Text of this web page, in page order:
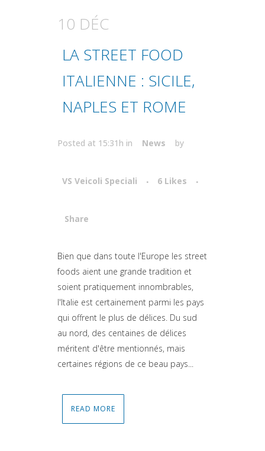
10 DÉC
LA STREET FOOD
ITALIENNE : SICILE,
NAPLES ET ROME
Posted at 15:31h in News by
VS Veicoli Speciali 6 Likes
Share
Attiva comando
Bien que dans toute l'Europe les street
foods aient une grande tradition et
soient pratiquement innombrables,
l'Italie est certainement parmi les pays
qui offrent le plus de délices. Du sud
au nord, des centaines de délices
méritent d'être mentionnés, mais
certaines régions de ce beau pays...
READ MORE